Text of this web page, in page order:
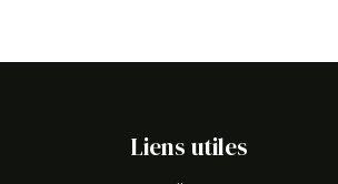
Liens utiles